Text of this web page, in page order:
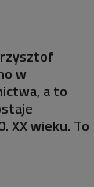
w
a to
XX wieku. To